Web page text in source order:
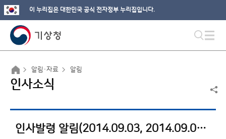
이 누리집은 대한민국 공식 전자정부 누리집입니다.
알림·자료 알림
인사소식
인사발령 알림(2014.09.03, 2014.09.09, 2014.09.10)